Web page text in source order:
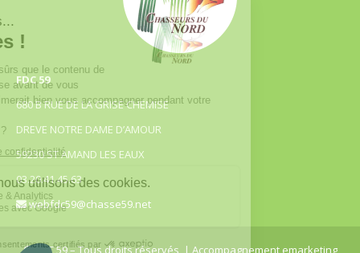
FDC 59
680 B RUE DE LA GRISE CHEMISE
DREVE NOTRE DAME D’AMOUR
59230 ST AMAND LES EAUX
03.20.41.45.63
webfdc59@chasse59.net
© FDC 59 – Tous droits réservés | Accompagnement emarketing